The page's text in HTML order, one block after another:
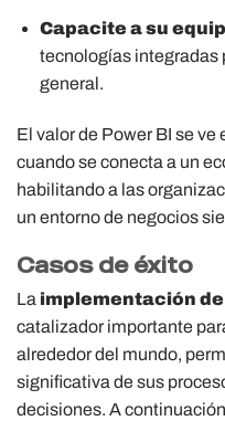
Capacite a su
tecnologías integradas
general.
El valor de Power BI se
cuando se conecta a un
habilitando a las
un entorno de negocios
Casos de éxito
La implementación de
catalizador importante
alrededor del mundo,
significativa de sus
decisiones. A